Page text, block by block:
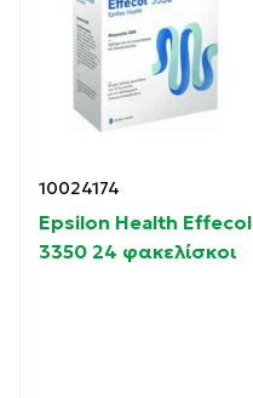
10024174
Epsilon Health Effecol
3350 24 φακελίσκοι